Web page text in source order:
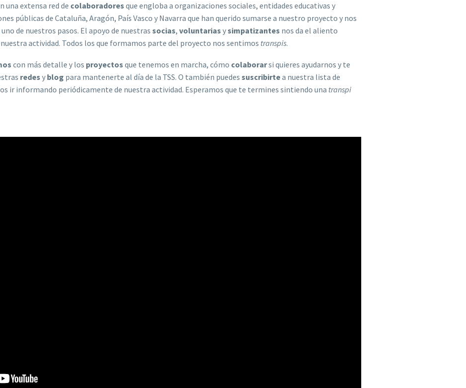
una extensa red de colaboradores que engloba a organizaciones sociales, entidades educativas y
públicas de Cataluña, Aragón, País Vasco y Navarra que han querido sumarse a nuestro proyecto y nos
de nuestros pasos. El apoyo de nuestras socias, voluntarias ysimpatizantes nos da el aliento
actividad. Todos los que formamos parte del proyecto nos sentimos transpis.
con más detalle y los proyectos que tenemos en marcha, cómo colaborarsi quieres ayudarnos y te
redes y blog para mantenerte al día de la TSS. O también puedes suscribirtea nuestra lista de
ir informando periódicamente de nuestra actividad. Esperamos que te termines sintiendo una transpi